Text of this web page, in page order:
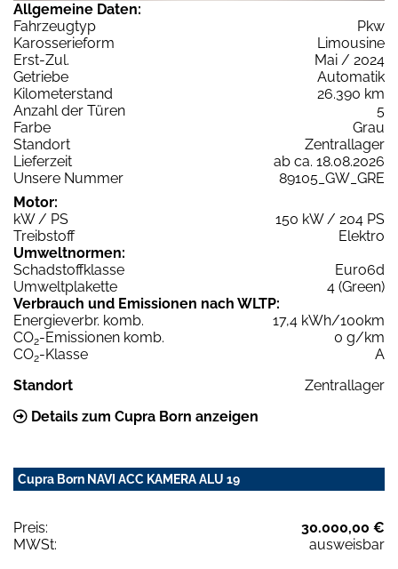
Allgemeine Daten:
Fahrzeugtyp
Pkw
Karosserieform
Limousine
Erst-Zul.
Mai / 2024
Getriebe
Automatik
Kilometerstand
26.390 km
Anzahl der Türen
5
Farbe
Grau
Standort
Zentrallager
Lieferzeit
ab ca. 18.08.2026
Unsere Nummer
89105_GW_GRE
Motor:
kW / PS
150 kW / 204 PS
Treibstoff
Elektro
Umweltnormen:
Schadstoffklasse
Euro6d
Umweltplakette
4 (Green)
Verbrauch und Emissionen nach WLTP:
Energieverbr. komb.
17,4 kWh/100km
CO2-Emissionen komb.
0 g/km
CO2-Klasse
A
Standort
Zentrallager
Details zum Cupra Born anzeigen
Cupra Born NAVI ACC KAMERA ALU 19
Preis:
30.000,00 €
MWSt:
ausweisbar